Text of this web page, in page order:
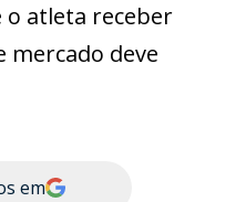
o atleta receber
mercado deve
em